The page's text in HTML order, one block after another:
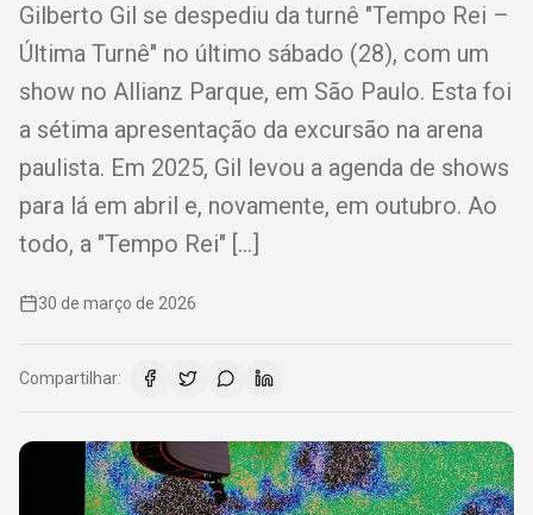
Gilberto Gil se despediu da turnê "Tempo Rei –
Última Turnê" no último sábado (28), com um
show no Allianz Parque, em São Paulo. Esta foi
a sétima apresentação da excursão na arena
paulista. Em 2025, Gil levou a agenda de shows
para lá em abril e, novamente, em outubro. Ao
todo, a "Tempo Rei" […]
30 de março de 2026
Compartilhar: